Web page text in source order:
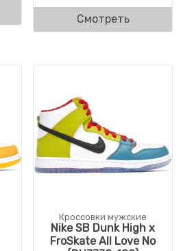
Смотреть
Кроссовки мужские
Nike SB Dunk High x
FroSkate All Love No